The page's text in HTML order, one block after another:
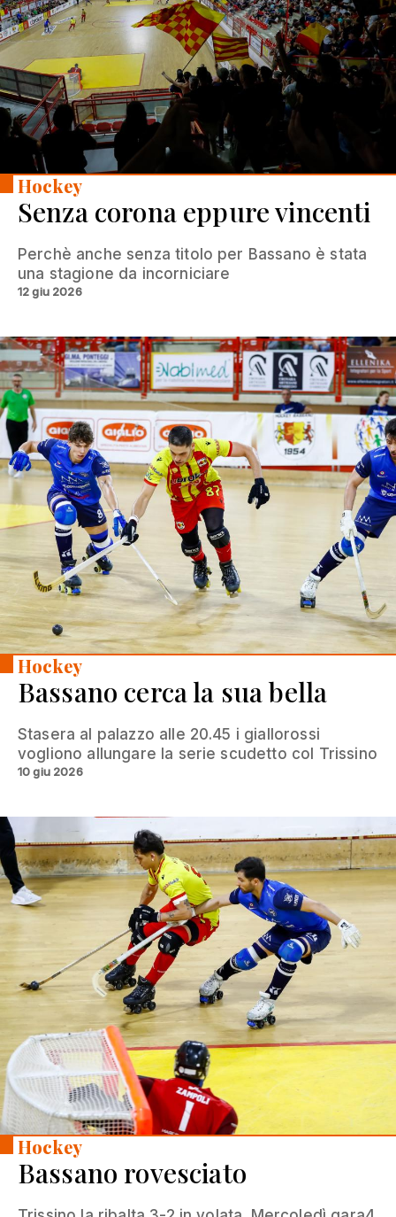
Hockey
Senza corona eppure vincenti
Perchè anche senza titolo per Bassano è stata
una stagione da incorniciare
12 giu 2026
Hockey
Bassano cerca la sua bella
Stasera al palazzo alle 20.45 i giallorossi
vogliono allungare la serie scudetto col Trissino
10 giu 2026
Hockey
Bassano rovesciato